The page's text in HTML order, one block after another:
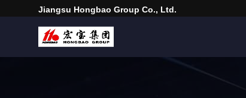
Jiangsu Hongbao Group Co., Ltd.